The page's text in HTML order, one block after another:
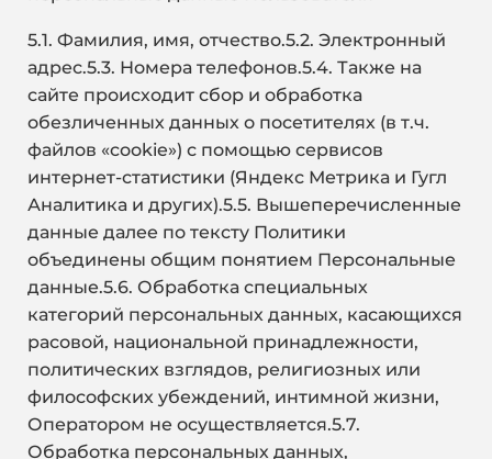
5.1. Фамилия, имя, отчество.5.2. Электронный
адрес.5.3. Номера телефонов.5.4. Также на
сайте происходит сбор и обработка
обезличенных данных о посетителях (в т.ч.
файлов «cookie») с помощью сервисов
интернет-статистики (Яндекс Метрика и Гугл
Аналитика и других).5.5. Вышеперечисленные
данные далее по тексту Политики
объединены общим понятием Персональные
данные.5.6. Обработка специальных
категорий персональных данных, касающихся
расовой, национальной принадлежности,
политических взглядов, религиозных или
философских убеждений, интимной жизни,
Оператором не осуществляется.5.7.
Обработка персональных данных,